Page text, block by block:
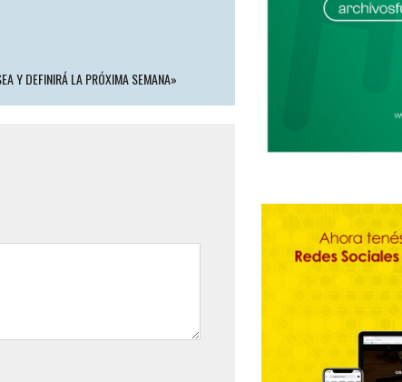
Y DEFINIRÁ LA PRÓXIMA SEMANA»